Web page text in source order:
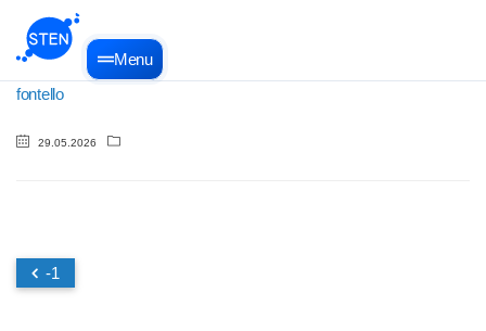
Menu
fontello
29.05.2026
-1